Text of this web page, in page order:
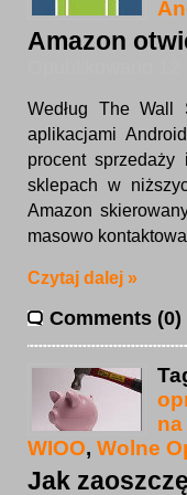
Amazon
Według The
aplikacjami
procent
sklepach w
Amazon
masowo
Czytaj dalej »
Comments (0)
WIOO, Wolne
Jak